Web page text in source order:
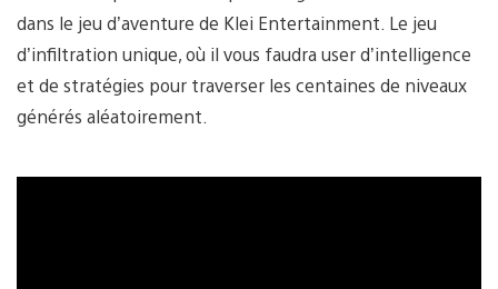
dans le jeu d’aventure de Klei Entertainment. Le jeu
d’infiltration unique, où il vous faudra user d’intelligence
et de stratégies pour traverser les centaines de niveaux
générés aléatoirement.